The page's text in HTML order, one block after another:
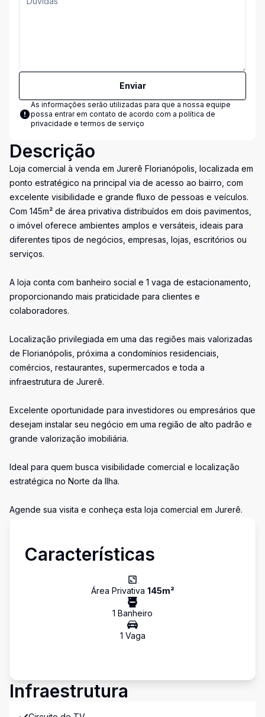
Enviar
As informações serão utilizadas para que a nossa equipe
possa entrar em contato de acordo com a política de
privacidade e termos de serviço
Descrição
Loja comercial à venda em Jurerê Florianópolis, localizada em
ponto estratégico na principal via de acesso ao bairro, com
excelente visibilidade e grande fluxo de pessoas e veículos.
Com 145m² de área privativa distribuídos em dois pavimentos,
o imóvel oferece ambientes amplos e versáteis, ideais para
diferentes tipos de negócios, empresas, lojas, escritórios ou
serviços.
A loja conta com banheiro social e 1 vaga de estacionamento,
proporcionando mais praticidade para clientes e
colaboradores.
Localização privilegiada em uma das regiões mais valorizadas
de Florianópolis, próxima a condomínios residenciais,
comércios, restaurantes, supermercados e toda a
infraestrutura de Jurerê.
Excelente oportunidade para investidores ou empresários que
desejam instalar seu negócio em uma região de alto padrão e
grande valorização imobiliária.
Ideal para quem busca visibilidade comercial e localização
estratégica no Norte da Ilha.
Agende sua visita e conheça esta loja comercial em Jurerê.
Características
Área Privativa 145m²
1 Banheiro
1 Vaga
Infraestrutura